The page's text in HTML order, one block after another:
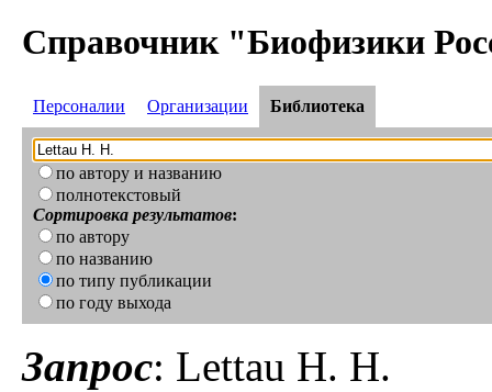
Справочник "Биофизики
Персоналии Организации Библиотека
по автору и названию
полнотекстовый
Сортировка результатов:
по автору
по названию
по типу публикации
по году выхода
Запрос: Lettau H. H.